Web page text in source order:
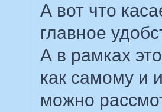
А вот что
главное
А в рамках
как самому и
можно